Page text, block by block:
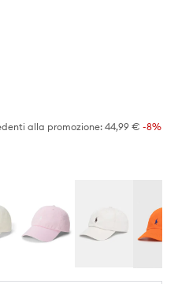
alla promozione: 44,99 € -8%